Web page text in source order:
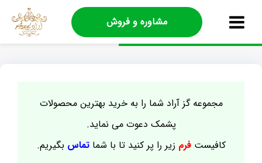
مشاوره و فروش
مجموعه گز آراد شما را به خرید بهترین محصولات
پشمک دعوت می نماید.
کافیستفرم زیر را پر کنید تا با شماتماس بگیریم.